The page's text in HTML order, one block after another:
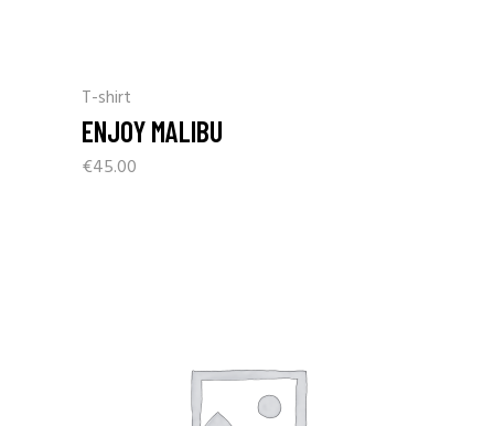
T-shirt
ENJOY MALIBU
€45.00